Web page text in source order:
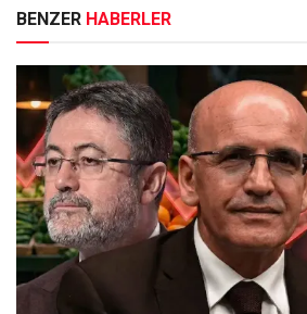
BENZER HABERLER